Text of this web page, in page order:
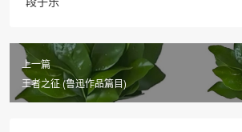
上一篇
王者之征 (鲁迅作品篇目)